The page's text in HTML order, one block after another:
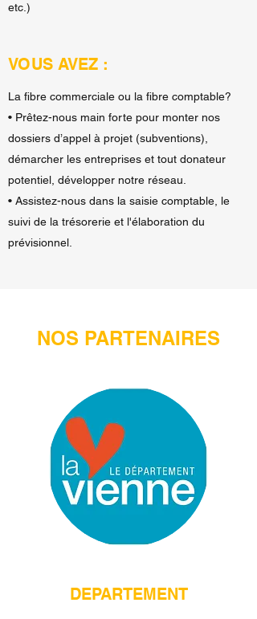
etc.)
VOUS AVEZ :
La fibre commerciale ou la fibre comptable?
• Prêtez-nous main forte pour monter nos
dossiers d’appel à projet (subventions),
démarcher les entreprises et tout donateur
potentiel, développer notre réseau.
• Assistez-nous dans la saisie comptable, le
suivi de la trésorerie et l'élaboration du
prévisionnel.
NOS PARTENAIRES
DEPARTEMENT